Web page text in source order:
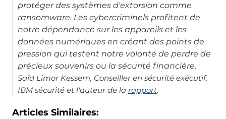
protéger des systèmes d'extorsion comme
ransomware. Les cybercriminels profitent de
notre dépendance sur les appareils et les
données numériques en créant des points de
pression qui testent notre volonté de perdre de
précieux souvenirs ou la sécurité financière,
Saïd Limor Kessem, Conseiller en sécurité exécutif,
IBM sécurité et l'auteur de la rapport.
Articles Similaires: